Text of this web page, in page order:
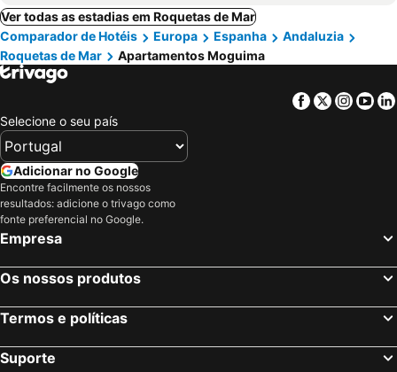
Ver todas as estadias em Roquetas de Mar
Comparador de Hotéis
Europa Espanha
Andaluzia
Roquetas de Mar
Apartamentos Moguima
Facebook
Twitter
Selecione o seu país
Adicionar no Google
Encontre facilmente os nossos
resultados: adicione o trivago como
fonte preferencial no Google.
Empresa
Os nossos produtos
Termos e políticas
Suporte